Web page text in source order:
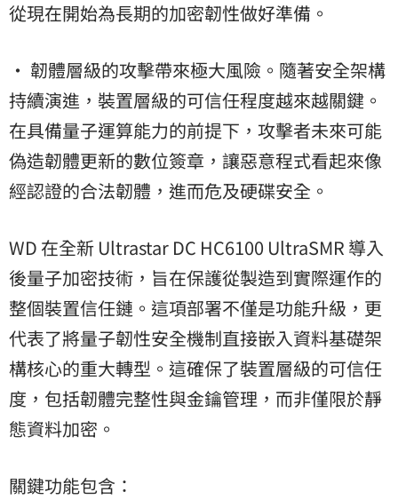
從現在開始為長期的加密韌性做好準備。
• 韌體層級的攻擊帶來極大風險。隨著安全架構
持續演進，裝置層級的可信任程度越來越關鍵。
在具備量子運算能力的前提下，攻擊者未來可能
偽造韌體更新的數位簽章，讓惡意程式看起來像
經認證的合法韌體，進而危及硬碟安全。
WD 在全新 Ultrastar DC HC6100 UltraSMR 導入
後量子加密技術，旨在保護從製造到實際運作的
整個裝置信任鏈。這項部署不僅是功能升級，更
代表了將量子韌性安全機制直接嵌入資料基礎架
構核心的重大轉型。這確保了裝置層級的可信任
度，包括韌體完整性與金鑰管理，而非僅限於靜
態資料加密。
關鍵功能包含：